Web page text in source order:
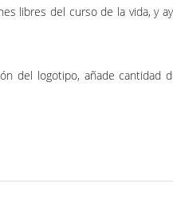
libres del curso de la vida, y
del logotipo, añade cantidad